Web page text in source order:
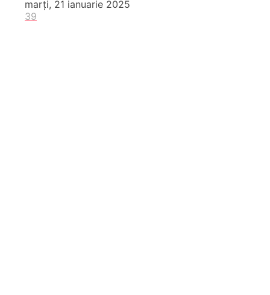
marți, 21 ianuarie 2025
39